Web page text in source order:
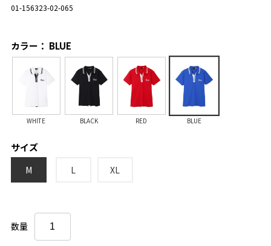
01-156323-02-065
カラー： BLUE
WHITE BLACK RED BLUE
サイズ
M L XL
数量